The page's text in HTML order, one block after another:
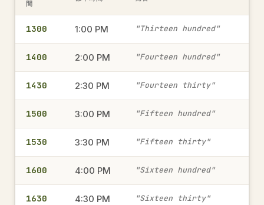
1915
軍用時間
→ 6:15 PM
1945
軍用時間
間
1300 1:00 PM "Thirteen hundred"
1400 2:00 PM "Fourteen hundred"
1430 2:30 PM "Fourteen thirty"
1500 3:00 PM "Fifteen hundred"
1530 3:30 PM "Fifteen thirty"
1600 4:00 PM "Sixteen hundred"
1630 4:30 PM "Sixteen thirty"